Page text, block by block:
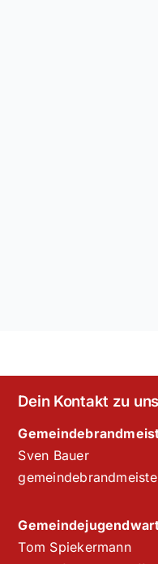
Dein Kontakt zu uns
Sven Bauer
Tom Spiekermann